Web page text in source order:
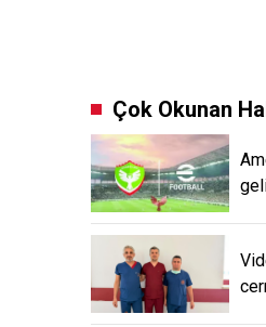
Çok Okunan